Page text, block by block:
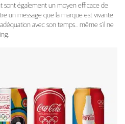
sont également un moyen efficace de
un message que la marque est vivante
avec son temps… même s’il ne